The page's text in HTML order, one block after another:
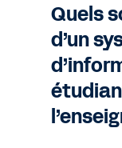
Quels
d’un